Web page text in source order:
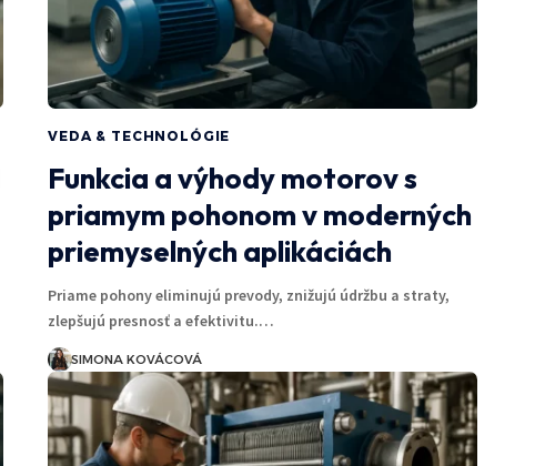
VEDA & TECHNOLÓGIE
Funkcia a výhody motorov s
priamym pohonom v moderných
priemyselných aplikáciách
Priame pohony eliminujú prevody, znižujú údržbu a straty,
zlepšujú presnosť a efektivitu.…
SIMONA KOVÁCOVÁ